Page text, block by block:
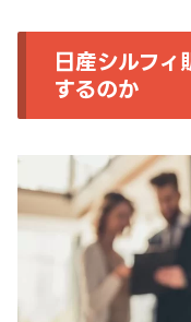
日産シルフ
するのか